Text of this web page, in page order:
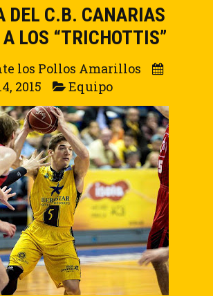
DEL C.B. CANARIAS
LOS “TRICHOTTIS”
los Pollos Amarillos
2015
Equipo